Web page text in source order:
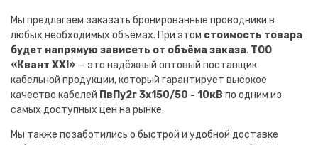
Мы предлагаем заказать бронированные проводники в
любых необходимых объёмах. При этом стоимость товара
будет напрямую зависеть от объёма заказа. ТОО
«Квант XXI» — это надёжный оптовый поставщик
кабельной продукции, который гарантирует высокое
качество кабелей ПвПу2г 3х150/50 - 10кВ по одним из
самых доступных цен на рынке.
Мы также позаботились о быстрой и удобной доставке